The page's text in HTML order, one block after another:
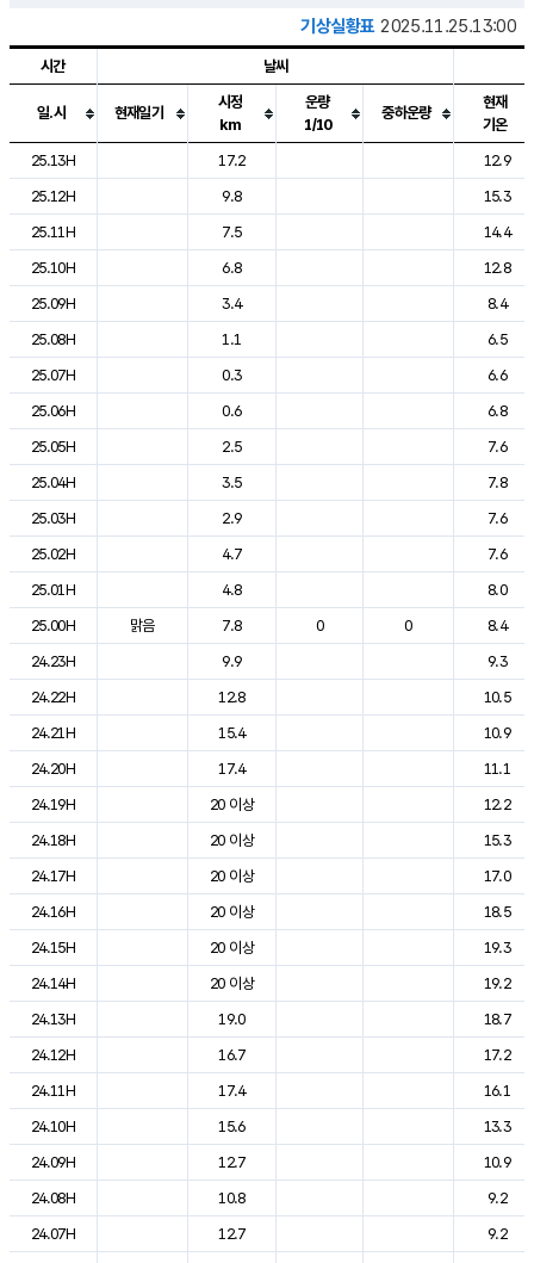
기상실황표 2025.11.25.13:00
도시별 기상실황표로 지점, 날씨, 기온, 강수, 바람, 기압등을 안내한 표입
시간 날씨
일.시 현재일기
시정
km
운량
1/10
중하운량
현재
기온
25.13H
17.2
12.9
25.12H
9.8
15.3
25.11H
7.5
14.4
25.10H
6.8
12.8
25.09H
3.4
8.4
25.08H
1.1
6.5
25.07H
0.3
6.6
25.06H
0.6
6.8
25.05H
2.5
7.6
25.04H
3.5
7.8
25.03H
2.9
7.6
25.02H
4.7
7.6
25.01H
4.8
8.0
25.00H
맑음 7.8 0 0
8.4
24.23H
9.9
9.3
24.22H
12.8
10.5
24.21H
15.4
10.9
24.20H
17.4
11.1
24.19H
20 이상
12.2
24.18H
20 이상
15.3
24.17H
20 이상
17.0
24.16H
20 이상
18.5
24.15H
20 이상
19.3
24.14H
20 이상
19.2
24.13H
19.0
18.7
24.12H
16.7
17.2
24.11H
17.4
16.1
24.10H
15.6
13.3
24.09H
12.7
10.9
24.08H
10.8
9.2
24.07H
12.7
9.2